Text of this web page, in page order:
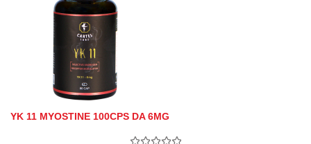
YK 11 MYOSTINE 100CPS DA 6MG